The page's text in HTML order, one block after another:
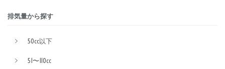
排気量から探す
50cc以下
51〜110cc